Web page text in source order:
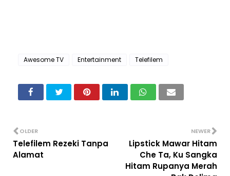
Awesome TV Entertainment Telefilem
NEWER
Lipstick Mawar Hitam
Che Ta, Ku Sangka
Hitam Rupanya Merah
OLDER
Telefilem Rezeki Tanpa
Alamat